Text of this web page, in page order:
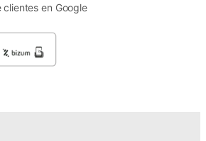
clientes en Google